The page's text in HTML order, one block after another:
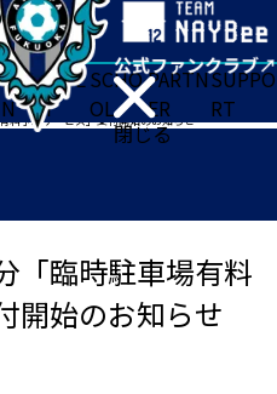
閉じる
FA
N
ACADE
MY
SCHO
OL
PARTN
ER
SUPPO
RT
料予約サービス」受付開始のお知らせ
「臨時駐車場有料
開始のお知らせ